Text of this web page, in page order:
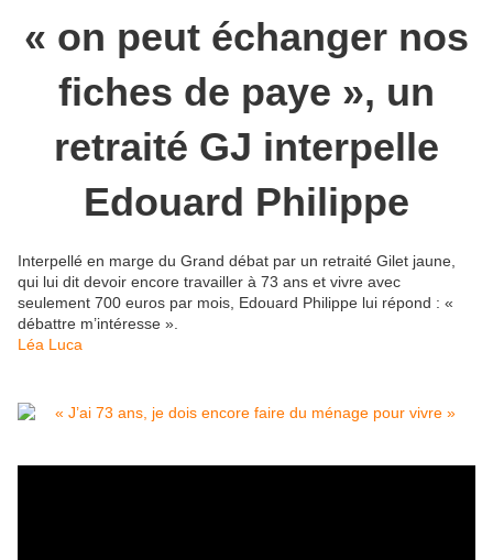
« on peut échanger nos
fiches de paye », un
retraité GJ interpelle
Edouard Philippe
Interpellé en marge du Grand débat par un retraité Gilet jaune,
qui lui dit devoir encore travailler à 73 ans et vivre avec
seulement 700 euros par mois, Edouard Philippe lui répond : «
débattre m’intéresse ».
Léa Luca